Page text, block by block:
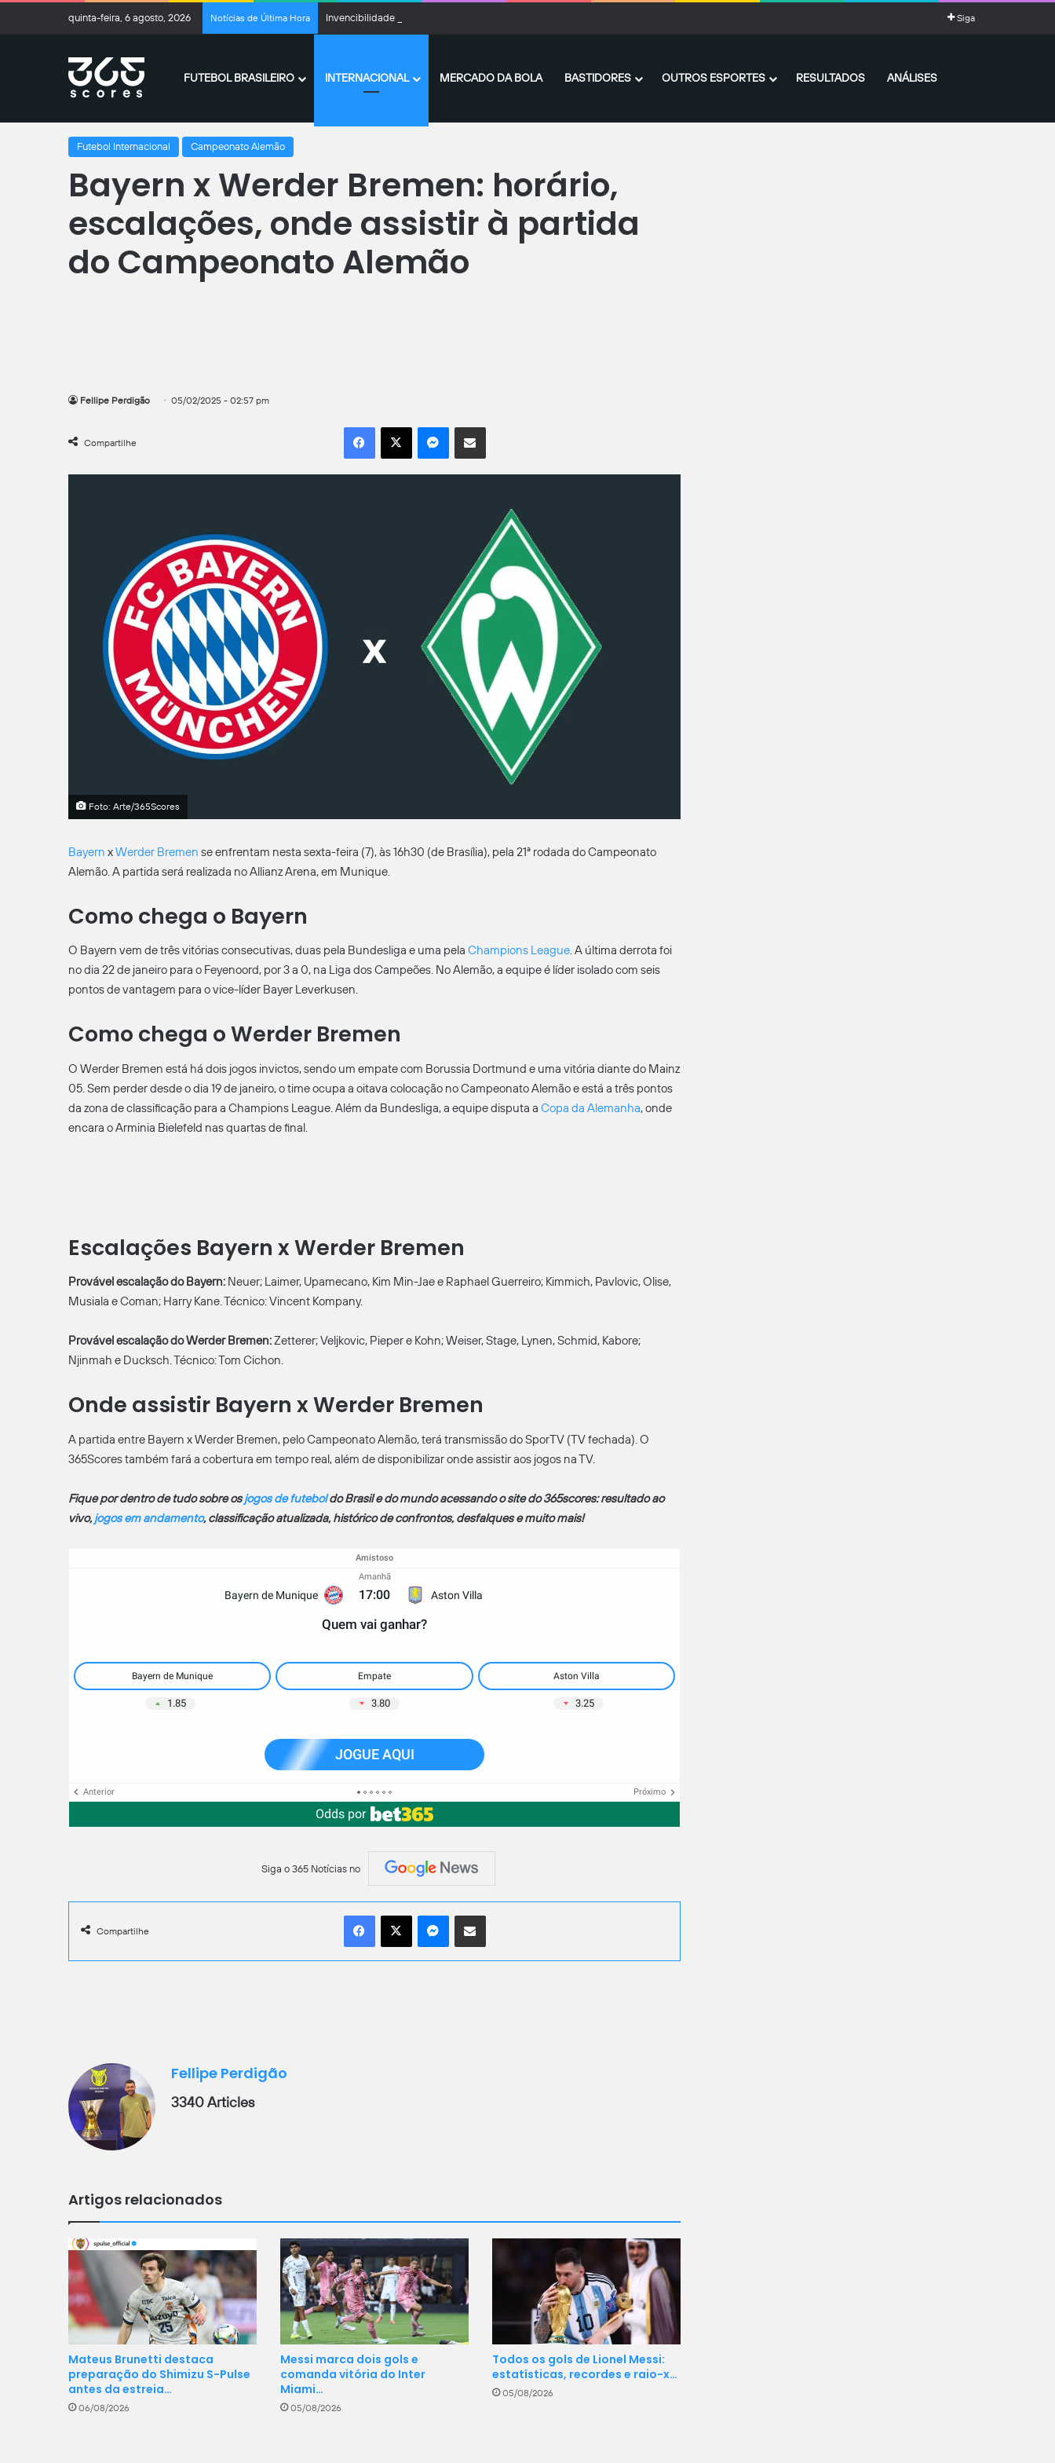
quinta-feira, 6 agosto, 2026 Notícias de Última Hora Invencibilidade e liderança reforçam importância de Marcelo Hermes no Criciúma Siga
FUTEBOL BRASILEIRO INTERNACIONAL MERCADO DA BOLA BASTIDORES OUTROS ESPORTES RESULTADOS ANÁLISES
Futebol Internacional Campeonato Alemão
Bayern x Werder Bremen: horário,
escalações, onde assistir à partida
do Campeonato Alemão
Fellipe Perdigão 05/02/2025 - 02:57 pm
Compartilhe
Facebook
X MessengerCompartilhar por e-mail
Foto: Arte/365Scores
Bayern xWerder Bremen se enfrentam nesta sexta-feira (7), às 16h30 (de Brasília), pela 21ª rodada do Campeonato
Alemão. A partida será realizada no Allianz Arena, em Munique.
Como chega o Bayern
O Bayern vem de três vitórias consecutivas, duas pela Bundesliga e uma pela Champions League. A última derrota foi
no dia 22 de janeiro para o Feyenoord, por 3 a 0, na Liga dos Campeões. No Alemão, a equipe é líder isolado com seis
pontos de vantagem para o vice-líder Bayer Leverkusen.
Como chega o Werder Bremen
O Werder Bremen está há dois jogos invictos, sendo um empate com Borussia Dortmund e uma vitória diante do Mainz
05. Sem perder desde o dia 19 de janeiro, o time ocupa a oitava colocação no Campeonato Alemão e está a três pontos
da zona de classificação para a Champions League. Além da Bundesliga, a equipe disputa a Copa da Alemanha, onde
encara o Arminia Bielefeld nas quartas de final.
Escalações Bayern x Werder Bremen
Provável escalação do Bayern: Neuer; Laimer, Upamecano, Kim Min-Jae e Raphael Guerreiro; Kimmich, Pavlovic, Olise,
Musiala e Coman; Harry Kane. Técnico: Vincent Kompany.
Provável escalação do Werder Bremen:Zetterer; Veljkovic, Pieper e Kohn; Weiser, Stage, Lynen, Schmid, Kabore;
Njinmah e Ducksch. Técnico: Tom Cichon.
Onde assistir Bayern x Werder Bremen
A partida entre Bayern x Werder Bremen, pelo Campeonato Alemão, terá transmissão do SporTV (TV fechada). O
365Scores também fará a cobertura em tempo real, além de disponibilizar onde assistir aos jogos na TV.
Fique por dentro de tudo sobre osjogos de futeboldo Brasil e do mundo acessando o site do 365scores: resultado ao
vivo,jogos em andamento, classificação atualizada, histórico de confrontos, desfalques e muito mais!
Amistoso
Bayern de Munique
Amanhã
17:00 Aston Villa
Quem vai ganhar?
Bayern de Munique Empate Aston Villa
1.85 3.80 3.25
JOGUE AQUI
Anterior Próximo
Odds por
Siga o 365 Notícias no
Compartilhe
Facebook
X MessengerCompartilhar por e-mail
Fellipe Perdigão
3340 Articles
Artigos relacionados
Mateus Brunetti destaca
preparação do Shimizu S-Pulse
antes da estreia…
06/08/2026
Messi marca dois gols e
comanda vitória do Inter
Miami…
05/08/2026
Todos os gols de Lionel Messi:
estatísticas, recordes e raio-x…
05/08/2026